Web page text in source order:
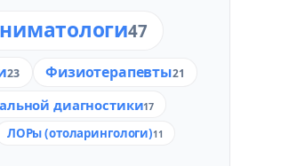
47
23 Физиотерапевты21
диагностики17
ЛОРы (отоларингологи)11